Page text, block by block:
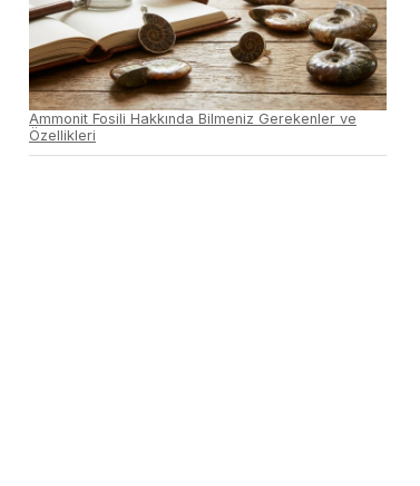
Ammonit Fosili Hakkında Bilmeniz Gerekenler ve
Özellikleri